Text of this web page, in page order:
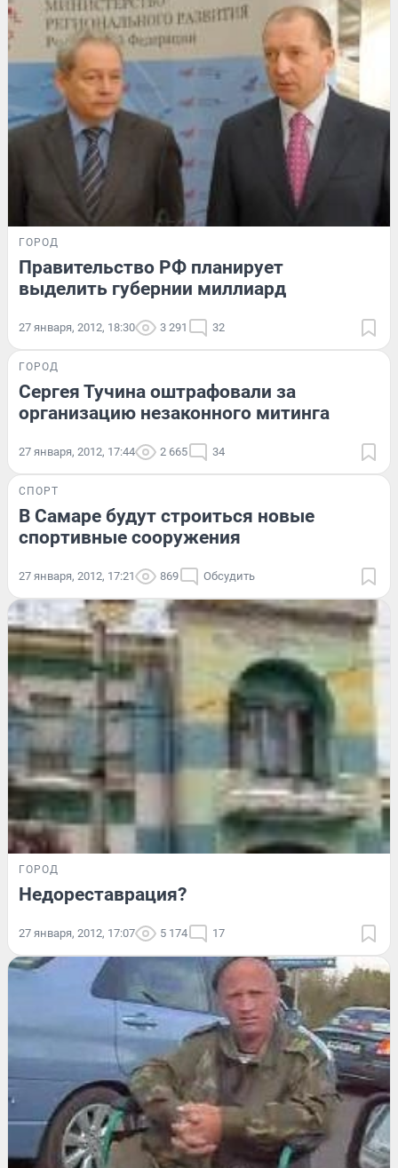
ГОРОД
Правительство РФ планирует
выделить губернии миллиард
27 января, 2012, 18:30 3 291 32
ГОРОД
Сергея Тучина оштрафовали за
организацию незаконного митинга
27 января, 2012, 17:44 2 665 34
СПОРТ
В Самаре будут строиться новые
спортивные сооружения
27 января, 2012, 17:21 869 Обсудить
ГОРОД
Недореставрация?
27 января, 2012, 17:07 5 174 17